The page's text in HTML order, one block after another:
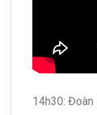
14h30: Đoàn